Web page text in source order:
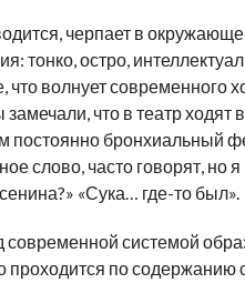
черпает в
тонко, остро,
что волнует современного
что в театр
бронхиальный
слово, часто говорят, но
«Сука… где-то был».
современной системой
проходится по